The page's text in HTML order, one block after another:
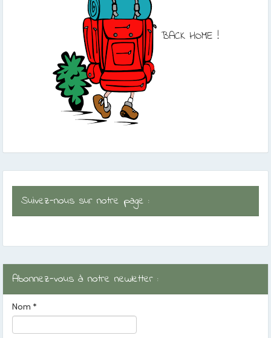
BACK HOME !
Suivez-nous sur notre page :
Abonnez-vous à notre newletter :
Nom *